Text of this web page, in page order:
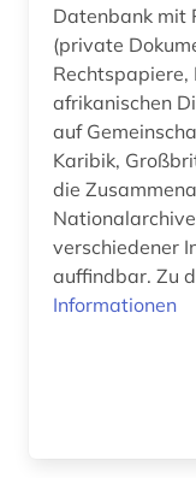
familie (2)
Datenbank mit
(private
Rechtspapiere,
afrikanischen
auf
Karibik,
die
verschiedener
auffindbar. Zu
Informationen